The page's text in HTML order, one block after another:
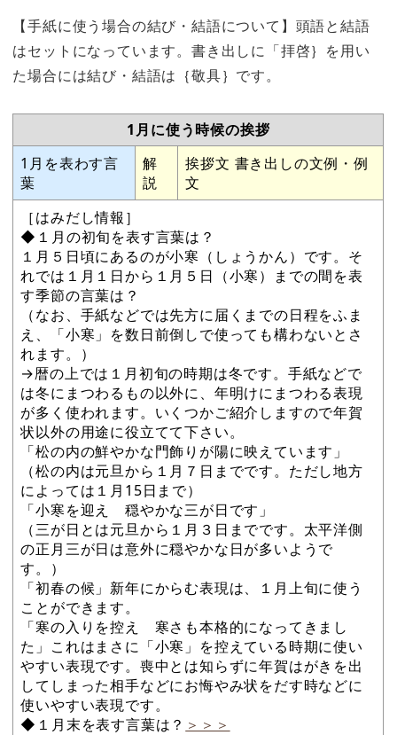
【手紙に使う場合の結び・結語について】頭語と結語
はセットになっています。書き出しに「拝啓｝を用い
た場合には結び・結語は｛敬具｝です。
1月に使う時候の挨拶
1月を表わす言
葉
解
説
挨拶文 書き出しの文例・例
文
［はみだし情報］
◆１月の初旬を表す言葉は？
１月５日頃にあるのが小寒（しょうかん）です。そ
れでは１月１日から１月５日（小寒）までの間を表
す季節の言葉は？
（なお、手紙などでは先方に届くまでの日程をふま
え、「小寒」を数日前倒しで使っても構わないとさ
れます。）
→暦の上では１月初旬の時期は冬です。手紙などで
は冬にまつわるもの以外に、年明けにまつわる表現
が多く使われます。いくつかご紹介しますので年賀
状以外の用途に役立てて下さい。
「松の内の鮮やかな門飾りが陽に映えています」
（松の内は元旦から１月７日までです。ただし地方
によっては１月15日まで）
「小寒を迎え 穏やかな三が日です」
（三が日とは元旦から１月３日までです。太平洋側
の正月三が日は意外に穏やかな日が多いようで
す。）
「初春の候」新年にからむ表現は、１月上旬に使う
ことができます。
「寒の入りを控え 寒さも本格的になってきまし
た」これはまさに「小寒」を控えている時期に使い
やすい表現です。喪中とは知らずに年賀はがきを出
してしまった相手などにお悔やみ状をだす時などに
使いやすい表現です。
◆１月末を表す言葉は？ ＞＞＞